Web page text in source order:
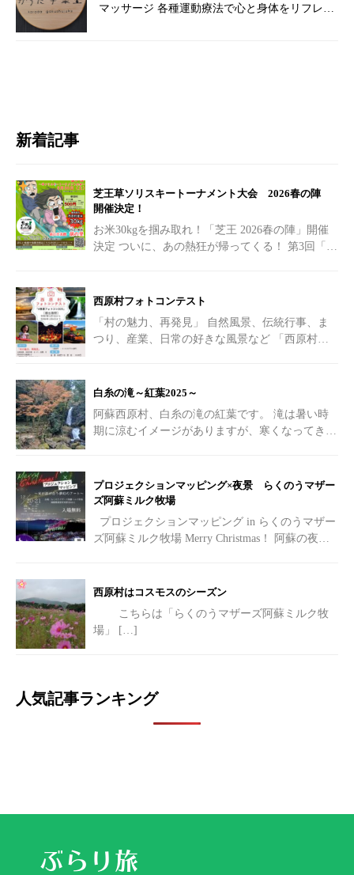
マッサージ 各種運動療法で心と身体をリフレッ
新着記事
芝王草ソリスキートーナメント大会 2026春の陣
開催決定！
お米30kgを掴み取れ！「芝王 2026春の陣」開催
決定 ついに、あの熱狂が帰ってくる！ 第3回「芝
西原村フォトコンテスト
「村の魅力、再発見」 自然風景、伝統行事、ま
つり、産業、日常の好きな風景など 「西原村に
白糸の滝～紅葉2025～
阿蘇西原村、白糸の滝の紅葉です。 滝は暑い時
期に涼むイメージがありますが、寒くなってきた
プロジェクションマッピング×夜景 らくのうマザー
ズ阿蘇ミルク牧場
プロジェクションマッピング in らくのうマザー
ズ阿蘇ミルク牧場 Merry Christmas！ 阿蘇の夜を
西原村はコスモスのシーズン
こちらは「らくのうマザーズ阿蘇ミルク牧
場」
[…]
人気記事ランキング
ぶらり旅